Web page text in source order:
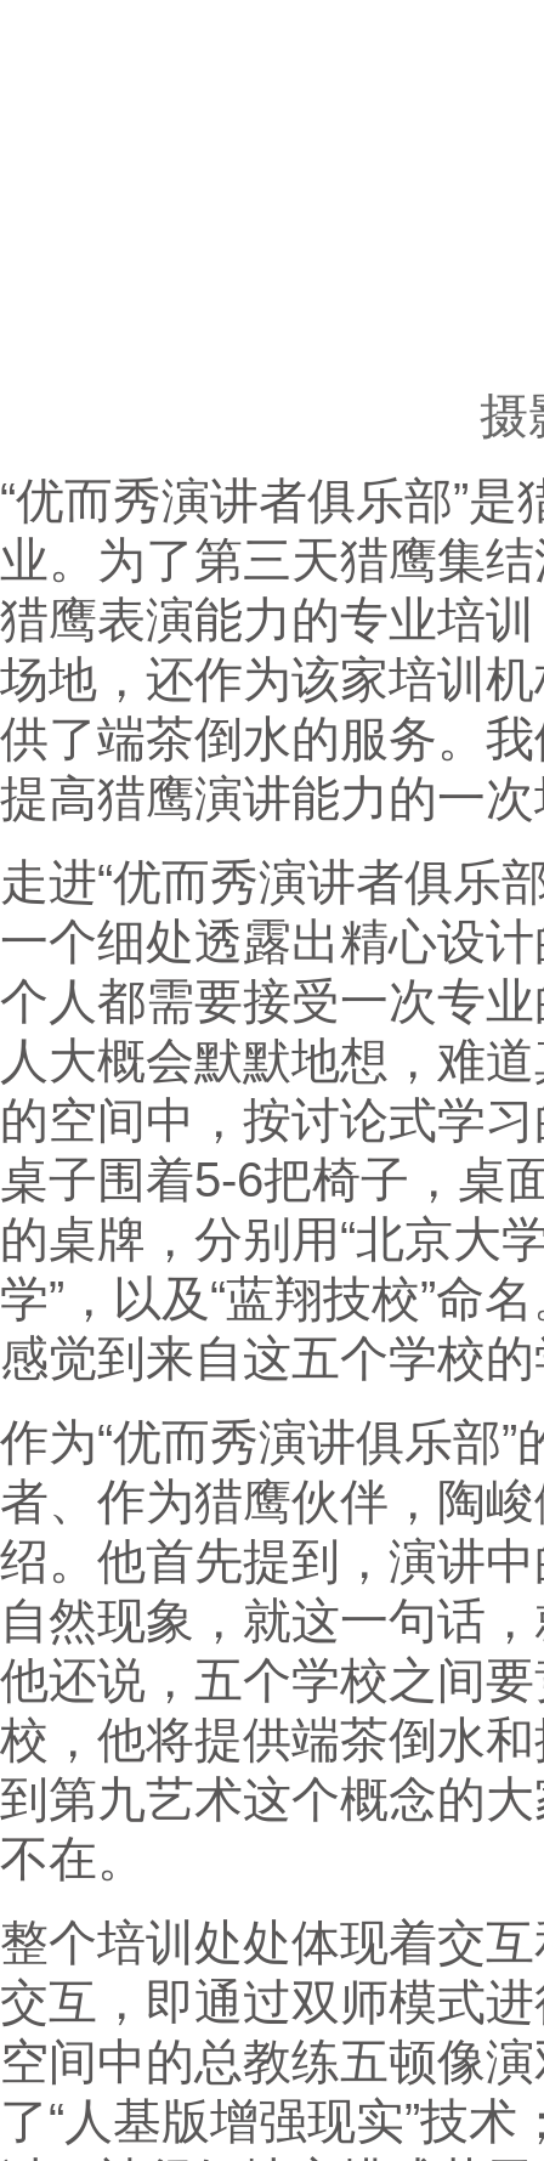
摄
“优而秀演讲者俱乐部”
业。为了第三天猎鹰集
猎鹰表演能力的专业培
场地，还作为该家培训
供了端茶倒水的服务。
提高猎鹰演讲能力的一
走进“优而秀演讲者俱乐
一个细处透露出精心设
个人都需要接受一次专
人大概会默默地想，难
的空间中，按讨论式学
桌子围着5-6把椅子，桌
的桌牌，分别用“北京大
学”，以及“蓝翔技校”命
感觉到来自这五个学校
作为“优而秀演讲俱乐部
者、作为猎鹰伙伴，陶
绍。他首先提到，演讲
自然现象，就这一句话
他还说，五个学校之间
校，他将提供端茶倒水
到第九艺术这个概念的
不在。
整个培训处处体现着交
交互，即通过双师模式
空间中的总教练五顿像
了“人基版增强现实”技